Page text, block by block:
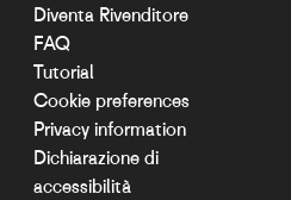
Diventa Rivenditore
FAQ
Tutorial
Cookie preferences
Privacy information
Dichiarazione di
accessibilità